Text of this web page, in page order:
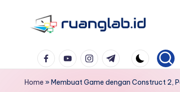
Klik
Banyak
Manfaat
FacebookYouTubeInstagramTelegram
Home »Membuat Game dengan Construct 2,